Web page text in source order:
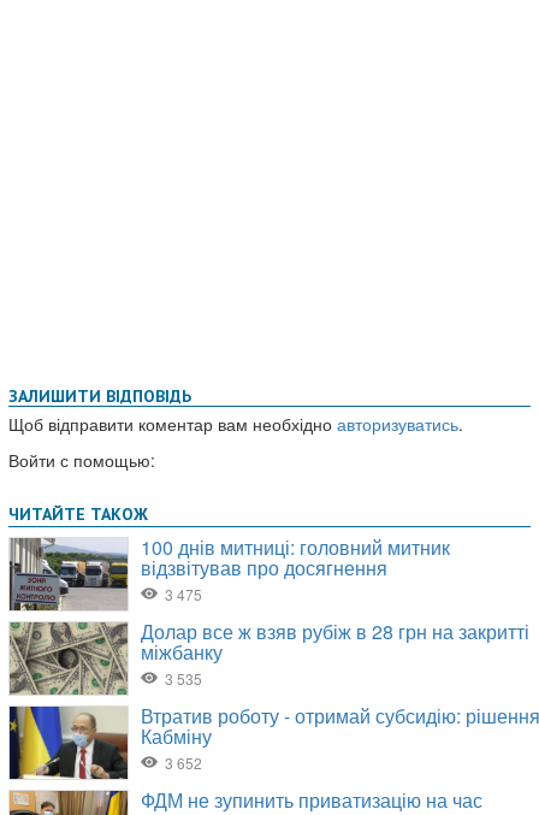
ЗАЛИШИТИ ВІДПОВІДЬ
Щоб відправити коментар вам необхідно авторизуватись.
Войти с помощью: